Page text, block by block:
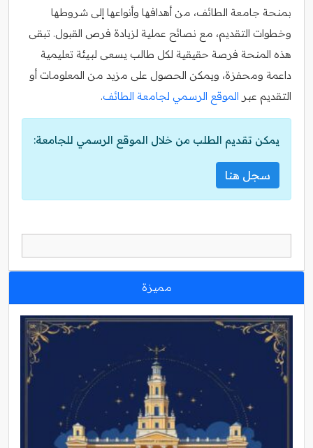
بمنحة جامعة الطائف، من أهدافها وأنواعها إلى شروطها
وخطوات التقديم، مع نصائح عملية لزيادة فرص القبول. تبقى
هذه المنحة فرصة حقيقية لكل طالب يسعى لبيئة تعليمية
داعمة ومحفزة، ويمكن الحصول على مزيد من المعلومات أو
التقديم عبر الموقع الرسمي لجامعة الطائف.
يمكن تقديم الطلب من خلال الموقع الرسمي للجامعة:
سجل هنا
مميزة